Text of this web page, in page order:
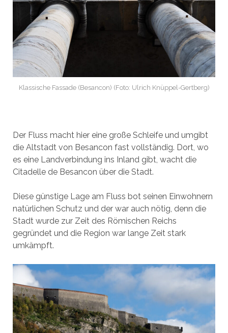
Klassische Fassade (Besancon) (Foto: Ulrich Knüppel-Gertberg)
Der Fluss macht hier eine große Schleife und umgibt
die Altstadt von Besancon fast vollständig. Dort, wo
es eine Landverbindung ins Inland gibt, wacht die
Citadelle de Besancon über die Stadt.
Diese günstige Lage am Fluss bot seinen Einwohnern
natürlichen Schutz und der war auch nötig, denn die
Stadt wurde zur Zeit des Römischen Reichs
gegründet und die Region war lange Zeit stark
umkämpft.